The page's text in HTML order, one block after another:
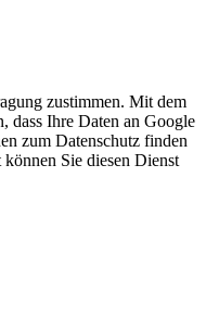
zustimmen. Mit dem
dass Ihre Daten an Google
zum Datenschutz finden
Sie diesen Dienst